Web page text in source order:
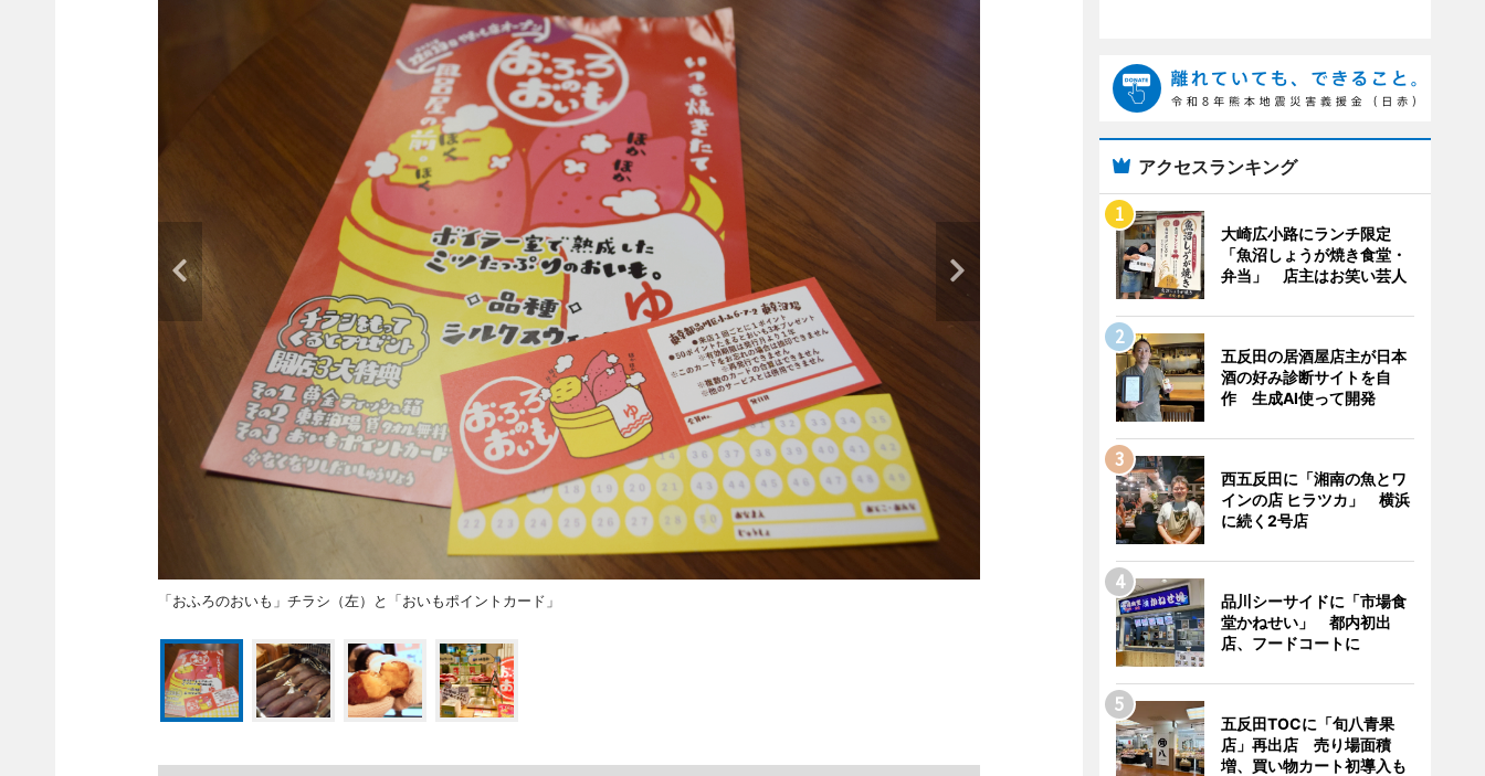
「おふろのおいも」チラシ（左）と「おいもポイントカード」
アクセスランキング
大崎広小路にランチ限定
「魚沼しょうが焼き食堂・
弁当」 店主はお笑い芸人
五反田の居酒屋店主が日本
酒の好み診断サイトを自
作 生成AI使って開発
西五反田に「湘南の魚とワ
インの店 ヒラツカ」 横浜
に続く2号店
品川シーサイドに「市場食
堂かねせい」 都内初出
店、フードコートに
五反田TOCに「旬八青果
店」再出店 売り場面積
増、買い物カート初導入も